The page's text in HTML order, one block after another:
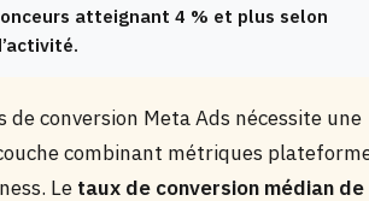
atteignant 4 % et plus selon
de conversion Meta Ads nécessite une
combinant métriques
Le taux de conversion médian de